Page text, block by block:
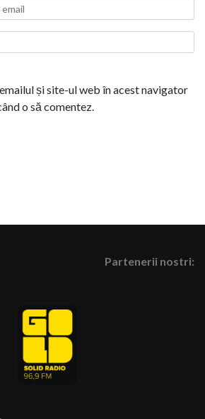
și site-ul web în acest navigator
o să comentez.
Partenerii nostri: